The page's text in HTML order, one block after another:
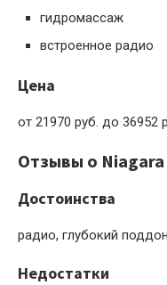
гидромассаж
встроенное радио
Цена
от 21970 руб. до 36952
Отзывы о Niagara
Достоинства
радио, глубокий
Недостатки